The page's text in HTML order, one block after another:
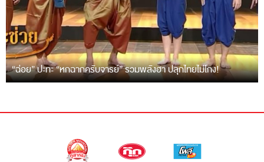
“ฉ่อย” ปะทะ “หกฉากครับจารย์” รวมพลังฮา ปลุกไทยไม่โกง!